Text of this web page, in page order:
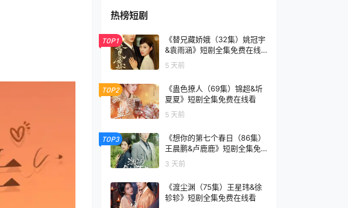
热榜短剧
TOP1
《替兄藏娇娥（32集）姚冠宇
&袁雨涵》短剧全集免费在线
看
5 天前
TOP2
《蛊色撩人（69集）锦超&圻
夏夏》短剧全集免费在线看
5 天前
TOP3
《想你的第七个春日（86集）
王晨鹏&卢鹿鹿》短剧全集免
费在线看
3 天前
《渡尘渊（75集）王星玮&徐
轸轸》短剧全集免费在线看